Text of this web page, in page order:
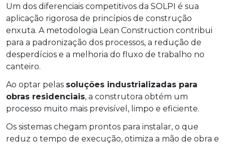
Um dos diferenciais competitivos da SOLPI é sua
aplicação rigorosa de princípios de construção
enxuta. A metodologia Lean Construction contribui
para a padronização dos processos, a redução de
desperdícios e a melhoria do fluxo de trabalho no
canteiro.
Ao optar pelas soluções industrializadas para
obras residenciais, a construtora obtém um
processo muito mais previsível, limpo e eficiente.
Os sistemas chegam prontos para instalar, o que
reduz o tempo de execução, otimiza a mão de obra e